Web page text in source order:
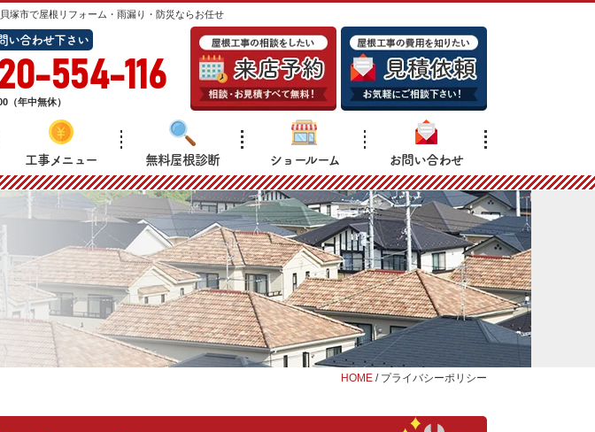
塚市で屋根リフォーム・雨漏り・防災ならお任せ
い合わせ下さい
554-116
（年中無休）
工事メニュー 無料屋根診断 ショールーム お問い合わせ
HOME / プライバシーポリシー